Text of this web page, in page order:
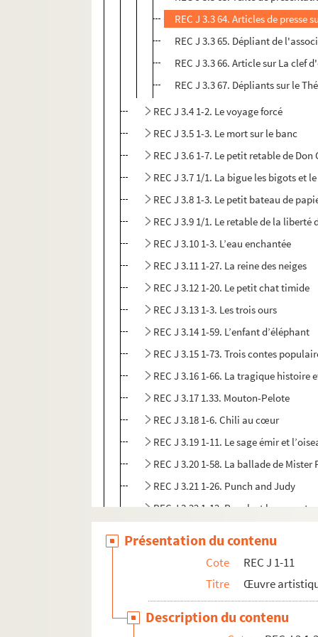
REC J 3.3 64. Articles de
REC J 3.3 65. Dépliant de
REC J 3.3 66. Article sur La clef
REC J 3.3 67. Dépliants sur le
REC J 3.4 1-2. Le voyage forcé
REC J 3.5 1-3. Le mort sur le banc
REC J 3.6 1-7. Le petit retable de
REC J 3.7 1/1. La bigue les bigots et
REC J 3.8 1-3. Le petit bateau de
REC J 3.9 1/1. Le retable de la liberté
REC J 3.10 1-3. L’eau enchantée
REC J 3.11 1-27. La reine des neiges
REC J 3.12 1-20. Le petit chat timide
REC J 3.13 1-3. Les trois ours
REC J 3.14 1-59. L’enfant d’éléphant
REC J 3.15 1-73. Trois contes
REC J 3.16 1-66. La tragique
REC J 3.17 1.33. Mouton-Pelote
REC J 3.18 1-6. Chili au cœur
REC J 3.19 1-11. Le sage émir et
REC J 3.20 1-58. La ballade de Mister
REC J 3.21 1-26. Punch and Judy
REC J 3.22 1-12. Punch et le serpent
REC J 3.27 1-19. La tentation de
Présentation du contenu
Cote
REC J 1-11
Titre
Œuvre
Description du contenu